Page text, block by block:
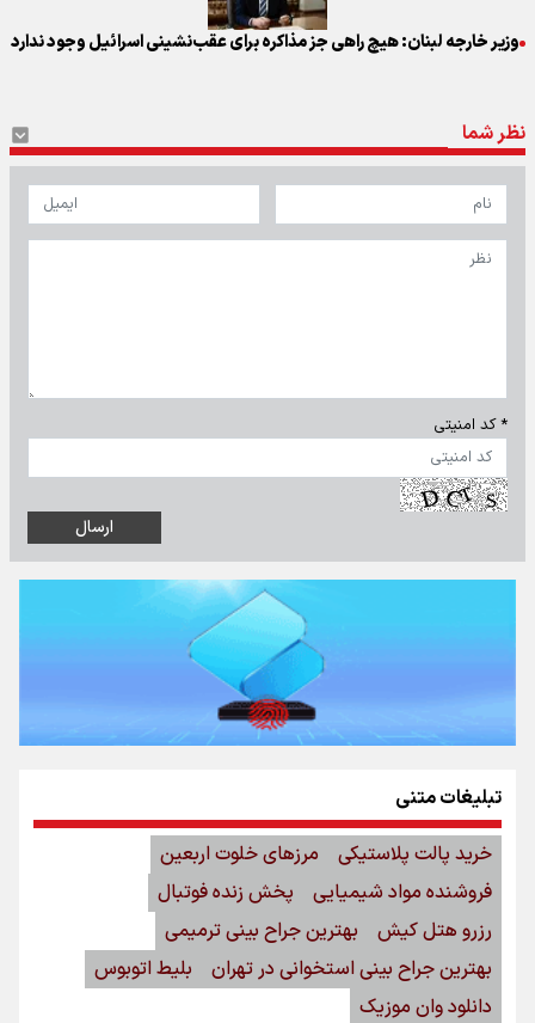
وزیر خارجه لبنان: هیچ راهی جز مذاکره برای عقب‌نشینی اسرائیل وجود ندارد
نظر شما
* کد امنیتی
تبلیغات متنی
خرید پالت پلاستیکی
مرزهای خلوت اربعین
فروشنده مواد شیمیایی
پخش زنده فوتبال
رزرو هتل کیش
بهترین جراح بینی ترمیمی
بهترین جراح بینی استخوانی در تهران
بلیط اتوبوس
دانلود وان موزیک